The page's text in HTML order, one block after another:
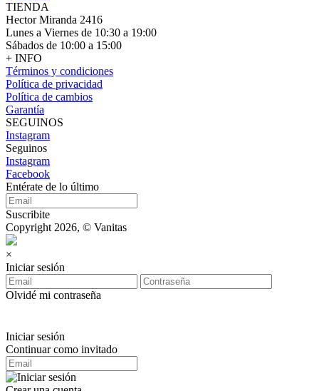
TIENDA
Hector Miranda 2416
Lunes a Viernes de 10:30 a 19:00
Sábados de 10:00 a 15:00
+ INFO
Términos y condiciones
Política de privacidad
Política de cambios
Garantía
SEGUINOS
Instagram
Seguinos
Instagram
Facebook
Entérate de lo último
Suscribite
Copyright 2026, © Vanitas
×
Iniciar sesión
Olvidé mi contraseña
Iniciar sesión
Continuar como invitado